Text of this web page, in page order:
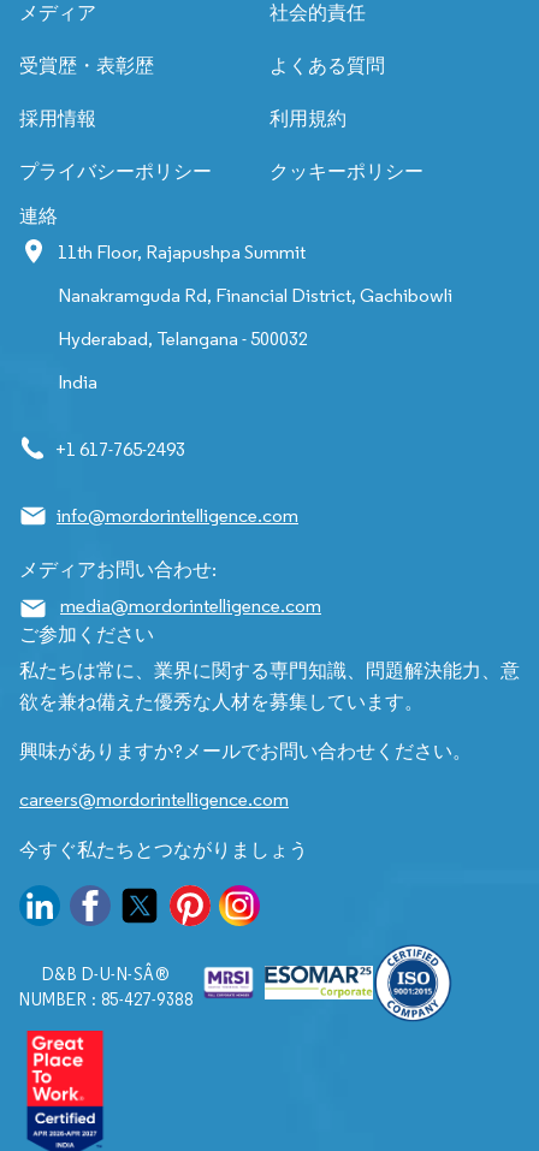
メディア 社会的責任
受賞歴・表彰歴 よくある質問
採用情報 利用規約
プライバシーポリシー クッキーポリシー
連絡
11th Floor, Rajapushpa Summit
Nanakramguda Rd, Financial District, Gachibowli
Hyderabad, Telangana - 500032
India
+1 617-765-2493
info@mordorintelligence.com
メディアお問い合わせ:
media@mordorintelligence.com
ご参加ください
私たちは常に、業界に関する専門知識、問題解決能力、意
欲を兼ね備えた優秀な人材を募集しています。
興味がありますか?メールでお問い合わせください。
careers@mordorintelligence.com
今すぐ私たちとつながりましょう
D&B D-U-N-SÂ®
NUMBER : 85-427-9388